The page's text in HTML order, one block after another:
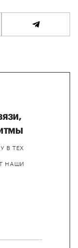
В ТЕХ
НАШИ